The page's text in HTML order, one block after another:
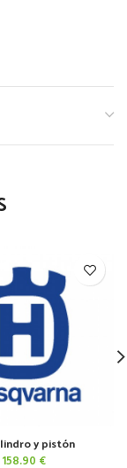
y pistón
158.90 €